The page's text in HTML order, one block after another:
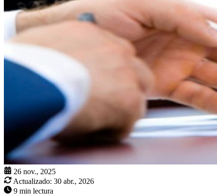
26 nov., 2025
Actualizado: 30 abr., 2026
9 min lectura